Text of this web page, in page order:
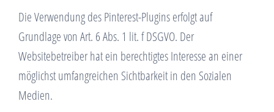
Die Verwendung des Pinterest-Plugins erfolgt auf
Grundlage von Art. 6 Abs. 1 lit. f DSGVO. Der
Websitebetreiber hat ein berechtigtes Interesse an einer
möglichst umfangreichen Sichtbarkeit in den Sozialen
Medien.